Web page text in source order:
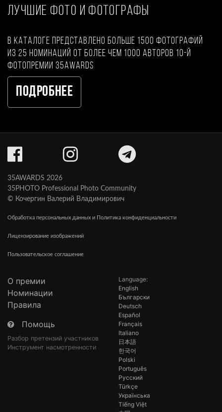
ЛУЧШИЕ ФОТО И ФОТОГРАФЫ
В каталоге представлено больше 1500 фотографий
из 25 номинаций от более чем 1000 авторов 10-й
фотопремии 35AWARDS
Подробнее
35AWARDS 2026
35PHOTO Professional Photo Community
© Кочергин Валерий Владимирович
Обработка персональных данных и Политика конфиденциальности
Лицензирование изображений
Пользовательское соглашение
О премии
Номинации
Правила
Помощь
Разбор претензий участников
Инструмент насмотренности
Language:
English
Български
Deutsch
Español
Français
Italiano
日本語
한국어
Polski
Português
Русский
Türkçe
Українська
Tiếng Việt